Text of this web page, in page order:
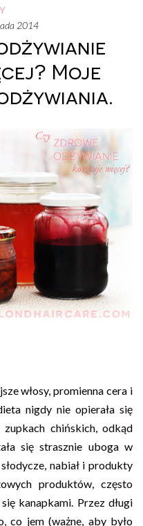
2014
Moje
włosy, promienna cera i
nigdy nie opierała się
chińskich, odkąd
się strasznie uboga w
nabiał i produkty
produktów, często
kanapkami. Przez długi
co jem (ważne, aby było